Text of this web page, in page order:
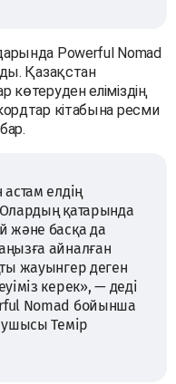
Powerful Nomad
Қазақстан
еліміздің
кітабына ресми
елдің
қатарында
және басқа да
айналған
жауынгер деген
керек», — деді
Nomad бойынша
Темір